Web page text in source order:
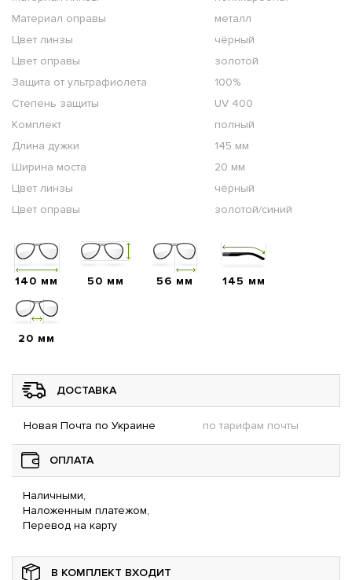
Материал оправы
металл
Цвет линзы
чёрный
Цвет оправы
золотой
Защита от ультрафиолета
100%
Степень защиты
UV 400
Комплект
полный
Длина дужки
145 мм
Ширина моста
20 мм
Цвет линзы
чёрный
Цвет оправы
золотой/синий
140 мм 50 мм 56 мм 145 мм
20 мм
ДОСТАВКА
Новая Почта по Украине по тарифам почты
ОПЛАТА
Наличными,
Наложенным платежом,
Перевод на карту
В КОМПЛЕКТ ВХОДИТ